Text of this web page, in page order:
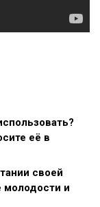
её в
своей
молодости и